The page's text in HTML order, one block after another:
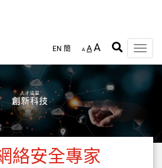
EN 簡 A AA
Toggle
絡安全專家